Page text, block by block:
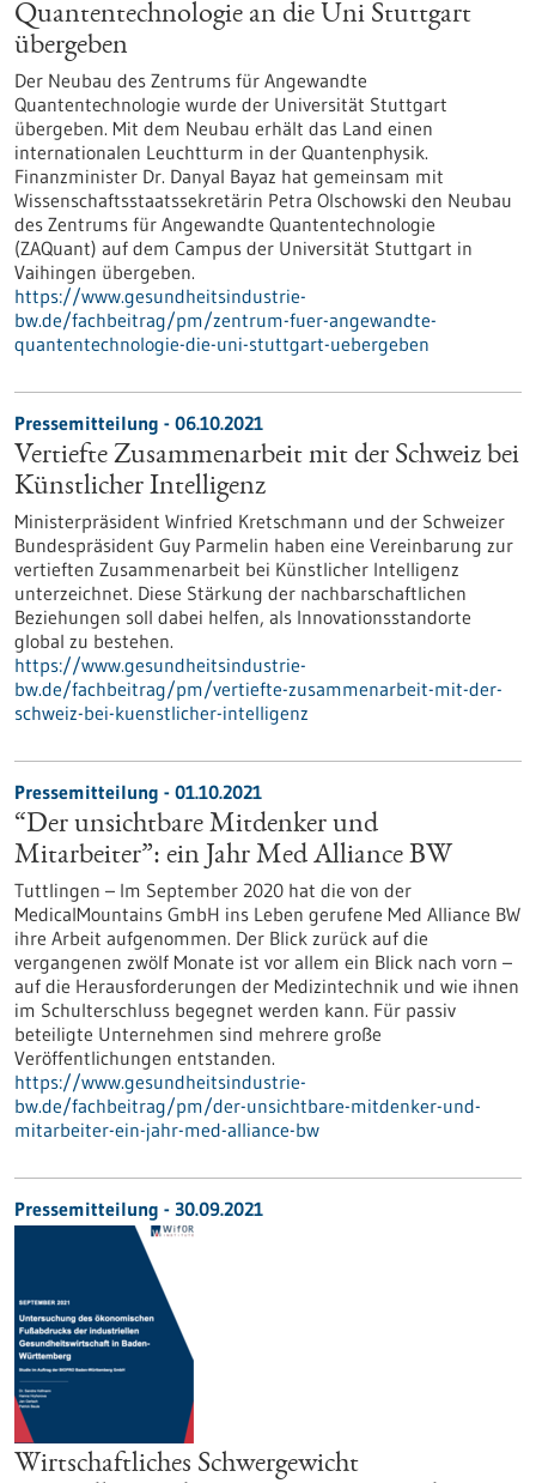
Quantentechnologie an die Uni Stuttgart
übergeben
Der Neubau des Zentrums für Angewandte
Quantentechnologie wurde der Universität Stuttgart
übergeben. Mit dem Neubau erhält das Land einen
internationalen Leuchtturm in der Quantenphysik.
Finanzminister Dr. Danyal Bayaz hat gemeinsam mit
Wissenschaftsstaatssekretärin Petra Olschowski den Neubau
des Zentrums für Angewandte Quantentechnologie
(ZAQuant) auf dem Campus der Universität Stuttgart in
Vaihingen übergeben.
https://www.gesundheitsindustrie-
bw.de/fachbeitrag/pm/zentrum-fuer-angewandte-
quantentechnologie-die-uni-stuttgart-uebergeben
Pressemitteilung - 06.10.2021
Vertiefte Zusammenarbeit mit der Schweiz bei
Künstlicher Intelligenz
Ministerpräsident Winfried Kretschmann und der Schweizer
Bundespräsident Guy Parmelin haben eine Vereinbarung zur
vertieften Zusammenarbeit bei Künstlicher Intelligenz
unterzeichnet. Diese Stärkung der nachbarschaftlichen
Beziehungen soll dabei helfen, als Innovationsstandorte
global zu bestehen.
https://www.gesundheitsindustrie-
bw.de/fachbeitrag/pm/vertiefte-zusammenarbeit-mit-der-
schweiz-bei-kuenstlicher-intelligenz
Pressemitteilung - 01.10.2021
“Der unsichtbare Mitdenker und
Mitarbeiter”: ein Jahr Med Alliance BW
Tuttlingen – Im September 2020 hat die von der
MedicalMountains GmbH ins Leben gerufene Med Alliance BW
ihre Arbeit aufgenommen. Der Blick zurück auf die
vergangenen zwölf Monate ist vor allem ein Blick nach vorn –
auf die Herausforderungen der Medizintechnik und wie ihnen
im Schulterschluss begegnet werden kann. Für passiv
beteiligte Unternehmen sind mehrere große
Veröffentlichungen entstanden.
https://www.gesundheitsindustrie-
bw.de/fachbeitrag/pm/der-unsichtbare-mitdenker-und-
mitarbeiter-ein-jahr-med-alliance-bw
Pressemitteilung - 30.09.2021
Wirtschaftliches Schwergewicht